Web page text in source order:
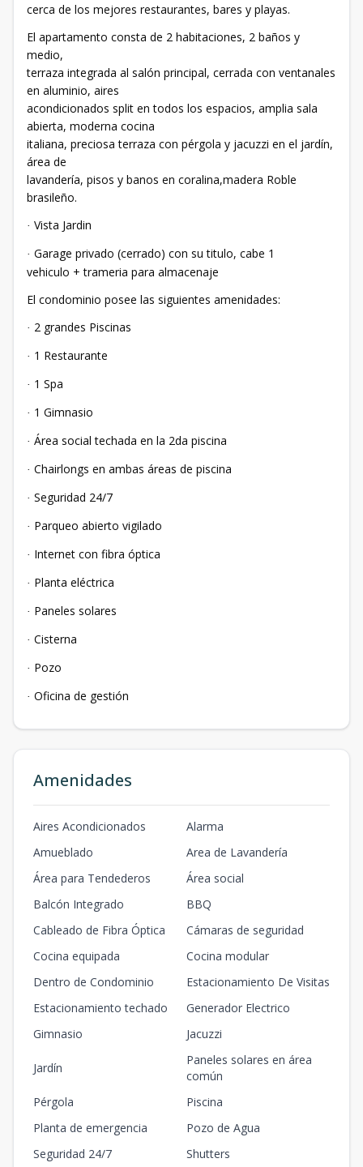
cerca de los mejores restaurantes, bares y playas.
El apartamento consta de 2 habitaciones, 2 baños y
medio,
terraza integrada al salón principal, cerrada con ventanales
en aluminio, aires
acondicionados split en todos los espacios, amplia sala
abierta, moderna cocina
italiana, preciosa terraza con pérgola y jacuzzi en el jardín,
área de
lavandería, pisos y banos en coralina,madera Roble
brasileño.
· Vista Jardin
· Garage privado (cerrado) con su titulo, cabe 1
vehiculo + trameria para almacenaje
El condominio posee las siguientes amenidades:
· 2 grandes Piscinas
· 1 Restaurante
· 1 Spa
· 1 Gimnasio
· Área social techada en la 2da piscina
· Chairlongs en ambas áreas de piscina
· Seguridad 24/7
· Parqueo abierto vigilado
· Internet con fibra óptica
· Planta eléctrica
· Paneles solares
· Cisterna
· Pozo
· Oficina de gestión
Amenidades
Aires Acondicionados
Alarma
Amueblado
Area de Lavandería
Área para Tendederos
Área social
Balcón Integrado
BBQ
Cableado de Fibra Óptica
Cámaras de seguridad
Cocina equipada
Cocina modular
Dentro de Condominio
Estacionamiento De Visitas
Estacionamiento techado
Generador Electrico
Gimnasio
Jacuzzi
Jardín
Paneles solares en área
común
Pérgola
Piscina
Planta de emergencia
Pozo de Agua
Seguridad 24/7
Shutters